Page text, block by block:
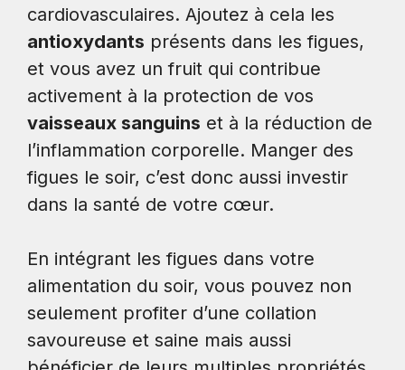
cardiovasculaires. Ajoutez à cela les
antioxydants présents dans les figues,
et vous avez un fruit qui contribue
activement à la protection de vos
vaisseaux sanguins et à la réduction de
l’inflammation corporelle. Manger des
figues le soir, c’est donc aussi investir
dans la santé de votre cœur.
En intégrant les figues dans votre
alimentation du soir, vous pouvez non
seulement profiter d’une collation
savoureuse et saine mais aussi